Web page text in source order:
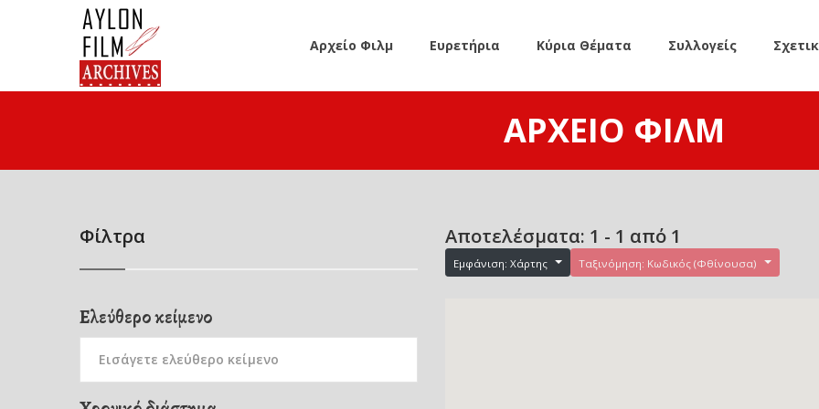
Αρχείο Φιλμ Ευρετήρια Κύρια Θέματα Συλλογείς
ΑΡΧΕΊΟ ΦΙΛΜ
Φίλτρα
Ελεύθερο κείμενο
Αποτελέσματα: 1 - 1 από 1
Εμφάνιση: Χάρτης Ταξινόμηση: Κωδικός (Φθίνουσα)